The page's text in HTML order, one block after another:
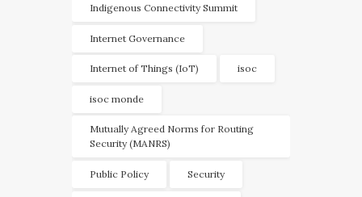
Indigenous Connectivity Summit
Internet Governance
Internet of Things (IoT) isoc
isoc monde
Mutually Agreed Norms for Routing
Security (MANRS)
Public Policy Security